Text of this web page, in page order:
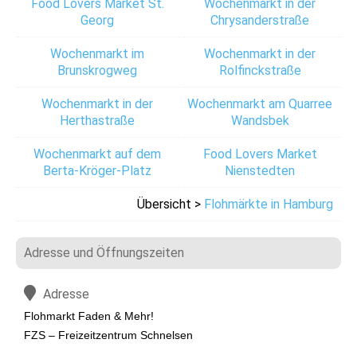
Food Lovers Market St.
Georg
Wochenmarkt in der
Chrysanderstraße
Wochenmarkt im
Brunskrogweg
Wochenmarkt in der
Rolfinckstraße
Wochenmarkt in der
Herthastraße
Wochenmarkt am Quarree
Wandsbek
Wochenmarkt auf dem
Berta-Kröger-Platz
Food Lovers Market
Nienstedten
Übersicht > Flohmärkte in Hamburg
Adresse und Öffnungszeiten
Adresse
Flohmarkt Faden & Mehr!
FZS – Freizeitzentrum Schnelsen